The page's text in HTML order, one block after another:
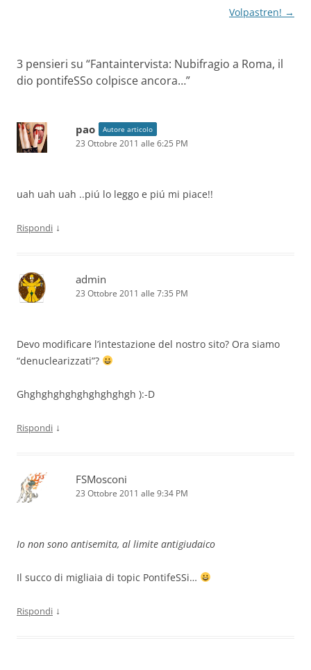
Volpastren! →
3 pensieri su “Fantaintervista: Nubifragio a Roma, il
dio pontifeSSo colpisce ancora…”
pao Autore articolo
23 Ottobre 2011 alle 6:25 PM
uah uah uah ..piú lo leggo e piú mi piace!!
Rispondi ↓
admin
23 Ottobre 2011 alle 7:35 PM
Devo modificare l’intestazione del nostro sito? Ora siamo
“denuclearizzati”?
Ghghghghghghghghghgh ):-D
Rispondi ↓
FSMosconi
23 Ottobre 2011 alle 9:34 PM
Io non sono antisemita, al limite antigiudaico
Il succo di migliaia di topic PontifeSSi…
Rispondi ↓